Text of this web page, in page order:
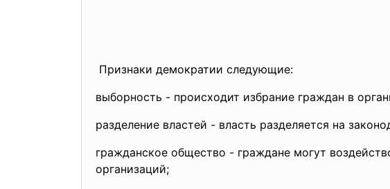
Признаки демократии следующие:
выборность - происходит избрание граждан в
разделение властей - власть разделяется на
гражданское общество - граждане могут
организаций;